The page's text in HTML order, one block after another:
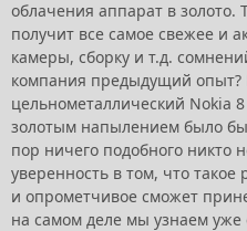
облачения аппарат в золото.
получит все самое свежее и
камеры, сборку и т.д.
компания предыдущий опыт?
цельнометаллический Nokia
золотым напылением было бы
пор ничего подобного никто
уверенность в том, что
и опрометчивое сможет
на самом деле мы узнаем уже